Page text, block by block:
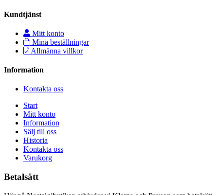
Kundtjänst
Mitt konto
Mina beställningar
Allmänna villkor
Information
Kontakta oss
Start
Mitt konto
Information
Sälj till oss
Historia
Kontakta oss
Varukorg
Betalsätt